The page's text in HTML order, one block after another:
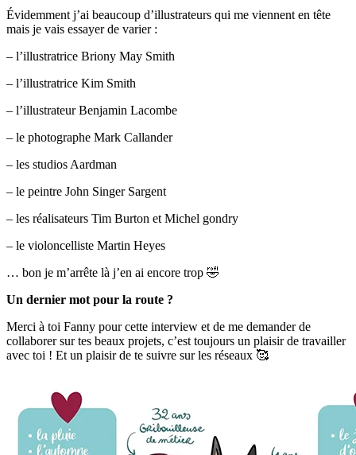
Évidemment j’ai beaucoup d’illustrateurs qui me viennent en tête
mais je vais essayer de varier :
– l’illustratrice Briony May Smith
– l’illustratrice Kim Smith
– l’illustrateur Benjamin Lacombe
– le photographe Mark Callander
– les studios Aardman
– le peintre John Singer Sargent
– les réalisateurs Tim Burton et Michel gondry
– le violoncelliste Martin Heyes
… bon je m’arrête là j’en ai encore trop 🤣
Un dernier mot pour la route ?
Merci à toi Fanny pour cette interview et de me demander de
collaborer sur tes beaux projets, c’est toujours un plaisir de travailler
avec toi ! Et un plaisir de te suivre sur les réseaux 🥰